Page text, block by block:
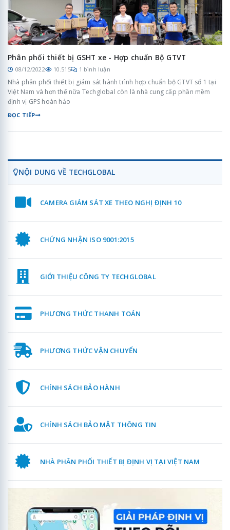
Phân phối thiết bị GSHT xe - Hợp chuẩn Bộ GTVT
08/12/2022 10.515 1 bình luận
Nhà phân phối thiết bị giám sát hành trình hợp chuẩn bộ GTVT số 1 tại
Việt Nam và hơn thế nữa Techglobal còn là nhà cung cấp phần mềm
định vị GPS hoàn hảo
ĐỌC TIẾP
NỘI DUNG VỀ TECHGLOBAL
CAMERA GIÁM SÁT XE THEO NGHỊ ĐỊNH 10
CHỨNG NHẬN ISO 9001:2015
GIỚI THIỆU CÔNG TY TECHGLOBAL
PHƯƠNG THỨC THANH TOÁN
PHƯƠNG THỨC VẬN CHUYỂN
CHÍNH SÁCH BẢO HÀNH
CHÍNH SÁCH BẢO MẬT THÔNG TIN
NHÀ PHÂN PHỐI THIẾT BỊ ĐỊNH VỊ TẠI VIỆT NAM